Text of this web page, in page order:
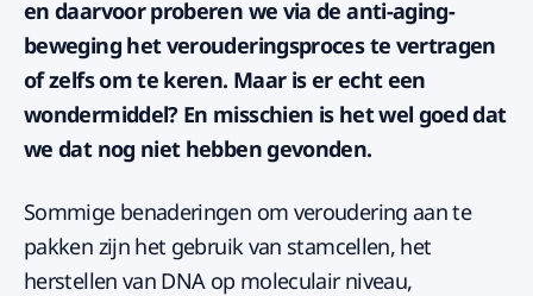
en daarvoor proberen we via de anti-aging-
beweging het verouderingsproces te vertragen
of zelfs om te keren. Maar is er echt een
wondermiddel? En misschien is het wel goed dat
we dat nog niet hebben gevonden.
Sommige benaderingen om veroudering aan te
pakken zijn het gebruik van stamcellen, het
herstellen van DNA op moleculair niveau,